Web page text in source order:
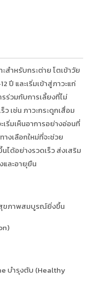
สำหรับกระต่าย โตเข้าวัย
ปี และเริ่มเข้าสู่ภาวะแก่
ร่วมกับการเลี้ยงที่ไม่
ว เช่น ภาวะกระดูกเสื่อม
ริ่มเห็นอาการอย่างอ่อนที่
งเลือกใหม่ที่จะช่วย
ได้อย่างรวดเร็ว ส่งเสริม
และอายุยืน
สุขภาพสมบูรณ์ยิ่งขึ้น
บำรุงตับ (Healthy